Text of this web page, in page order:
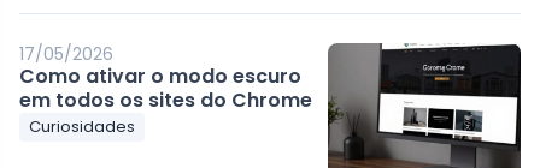
17/05/2026
Como ativar o modo escuro
em todos os sites do Chrome
Curiosidades